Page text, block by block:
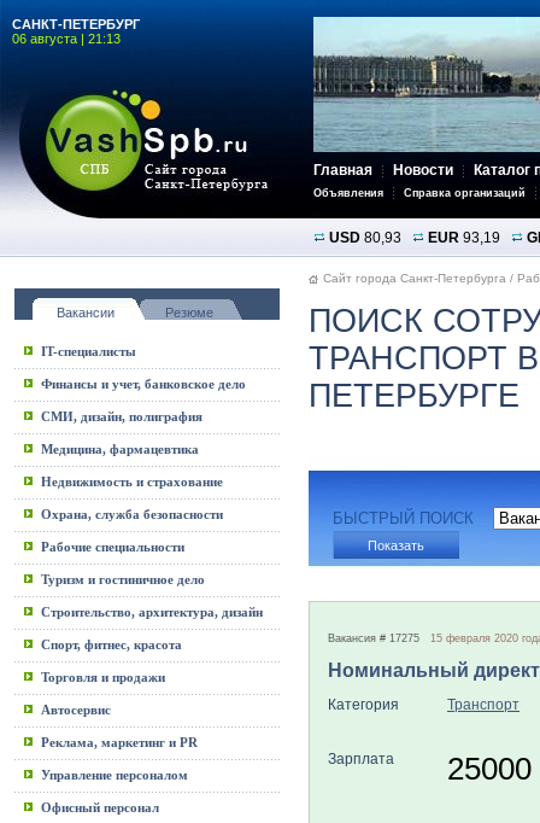
САНКТ-ПЕТЕРБУРГ
06 августа | 21:13
Главная Новости Каталог
Объявления Справка организаций
USD 80,93 EUR 93,19
Вакансии Резюме
IT-специалисты
Финансы и учет, банковское дело
СМИ, дизайн, полиграфия
Медицина, фармацевтика
Недвижимость и страхование
Охрана, служба безопасности
Рабочие специальности
Туризм и гостиничное дело
Строительство, архитектура, дизайн
Спорт, фитнес, красота
Торговля и продажи
Автосервис
Реклама, маркетинг и PR
Управление персоналом
Офисный персонал
Сайт города Санкт-Петербурга /
ПОИСК
ТРАНСПОРТ
ПЕТЕРБУРГЕ
БЫСТРЫЙ ПОИСК
Вакансия # 17275 15 февраля 2020
Номинальный
Категория Транспорт
Зарплата 25000